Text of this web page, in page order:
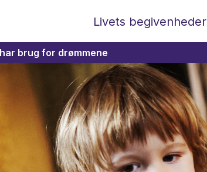
Livets begivenheder
brug for drømmene